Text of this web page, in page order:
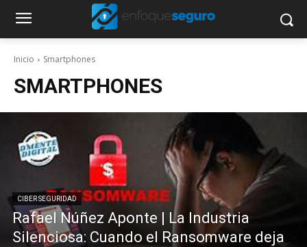
Inicio Smartphones
SMARTPHONES
CIBER SEGURIDAD
Rafael Núñez Aponte | La Industria
Silenciosa: Cuando el Ransomware deja